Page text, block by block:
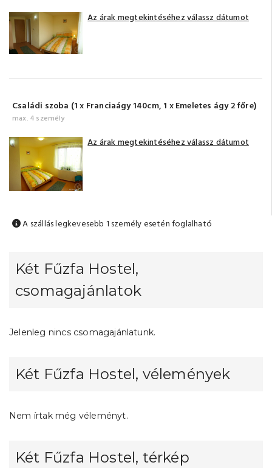
Az árak megtekintéséhez válassz dátumot
Családi szoba (1 x Franciaágy 140cm, 1 x Emeletes ágy 2 főre)
max. 4 személy
Az árak megtekintéséhez válassz dátumot
A szállás legkevesebb 1 személy esetén foglalható
Két Fűzfa Hostel,
csomagajánlatok
Jelenleg nincs csomagajánlatunk.
Két Fűzfa Hostel, vélemények
Nem írtak még véleményt.
Két Fűzfa Hostel, térkép